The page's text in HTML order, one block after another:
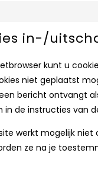
in-/
kunt u
niet geplaatst
bericht ontvangt
in de instructies van
werkt mogelijk niet
ze na je